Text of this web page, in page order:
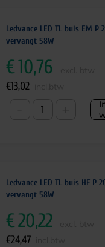
Ledvance LED TL buis EM P
vervangt 58W
€10,76
€13,02
Ledvance LED TL buis HF P
vervangt 58W
€20,22
€24,47